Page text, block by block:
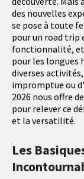
des nouvelles
se pose à toute
pour un road trip
fonctionnalité, et
pour les longues
diverses
impromptue ou
2026 nous offre
pour relever ce
et la versatilité.
Les